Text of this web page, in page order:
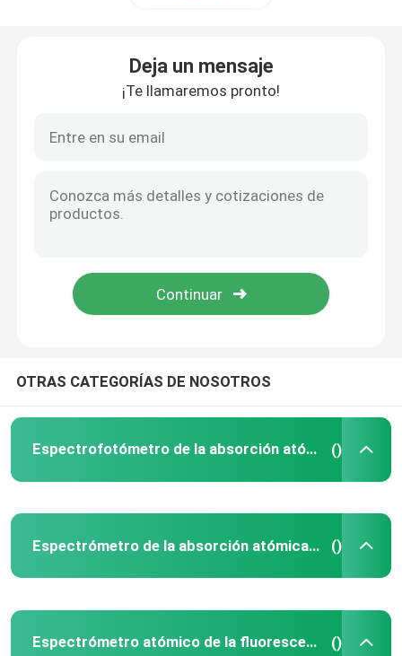
Espectrofotómetro doble del haz
Equipo de la cromatografía de gas
Sistema de la espectrometría de masa
Instrumento elemental del analizador
Espectrómetro de Benchtop
Deja un mensaje
¡Te llamaremos pronto!
OTRAS CATEGORÍAS DE NOSOTROS
Espectrofotómetro de la absorción atómica ()
Espectrómetro de la absorción atómica de llama ()
Espectrómetro atómico de la fluorescencia ()